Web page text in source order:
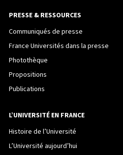
PRESSE & RESSOURCES
Communiqués de presse
France Universités dans la presse
Photothèque
Propositions
Publications
L’UNIVERSITÉ EN FRANCE
Histoire de l’Université
L’Université aujourd’hui